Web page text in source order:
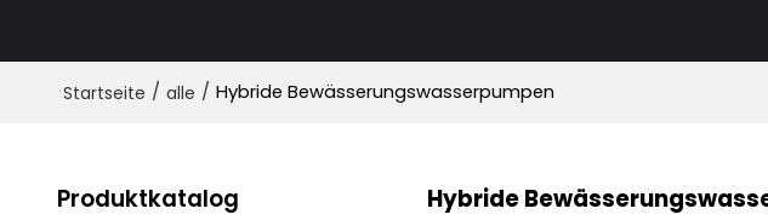
Startseite / alle / Hybride Bewässerungswasserpumpen
Produktkatalog Hybride